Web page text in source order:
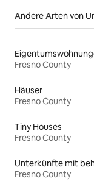
Andere Arten von
Fresno County
Häuser
Fresno County
Tiny Houses
Fresno County
Fresno County